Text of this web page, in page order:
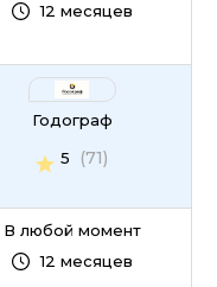
12 месяцев
Годограф
5
(71)
В любой момент
12 месяцев